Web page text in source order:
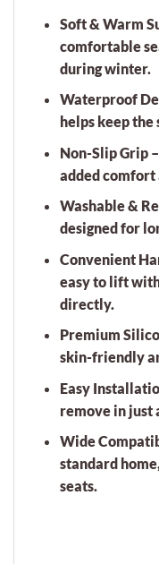
Soft & Warm
comfortable
during winter.
Waterproof
helps keep the
Non-Slip Grip–
added
Washable &
designed for
Convenient
easy to lift
directly.
Premium
skin-friendly
Easy
remove in just
Wide
standard
seats.